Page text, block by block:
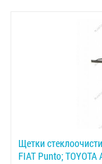
Щетки
FIAT Punto;